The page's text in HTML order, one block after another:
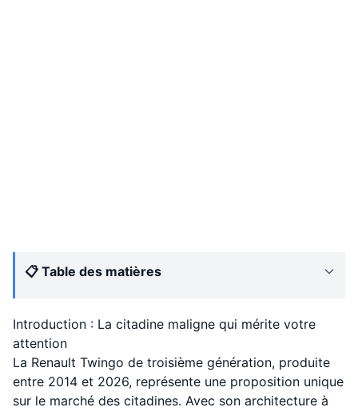
📋 Table des matières
Introduction : La citadine maligne qui mérite votre
attention
La Renault Twingo de troisième génération, produite
entre 2014 et 2026, représente une proposition unique
sur le marché des citadines. Avec son architecture à